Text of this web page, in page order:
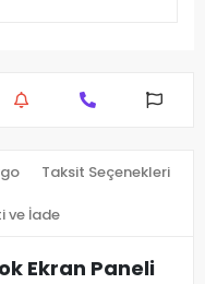
Taksit Seçenekleri
ve İade
Ekran Paneli